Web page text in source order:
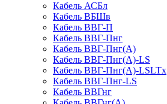
Кабель АСБл
Кабель ВБШв
Кабель ВВГ-П
Кабель ВВГ-Пнг
Кабель ВВГ-Пнг(А)
Кабель ВВГ-Пнг(А)-LS
Кабель ВВГ-Пнг(А)-LSLTx
Кабель ВВГ-Пнг-LS
Кабель ВВГнг